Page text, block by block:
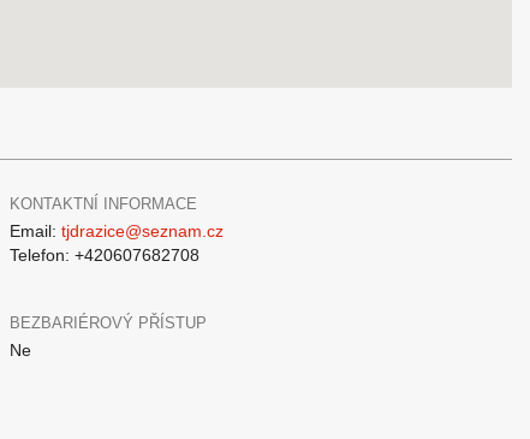
KONTAKTNÍ INFORMACE
Email: tjdrazice@seznam.cz
Telefon: +420607682708
BEZBARIÉROVÝ PŘÍSTUP
Ne